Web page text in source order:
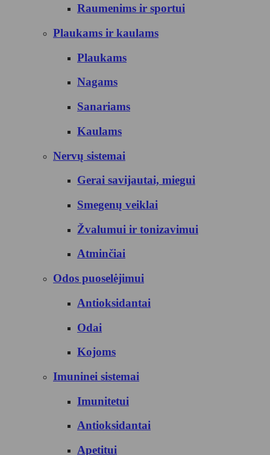
Raumenims ir sportui
Plaukams ir kaulams
Plaukams
Nagams
Sanariams
Kaulams
Nervų sistemai
Gerai savijautai, miegui
Smegenų veiklai
Žvalumui ir tonizavimui
Atminčiai
Odos puoselėjimui
Antioksidantai
Odai
Kojoms
Imuninei sistemai
Imunitetui
Antioksidantai
Apetitui